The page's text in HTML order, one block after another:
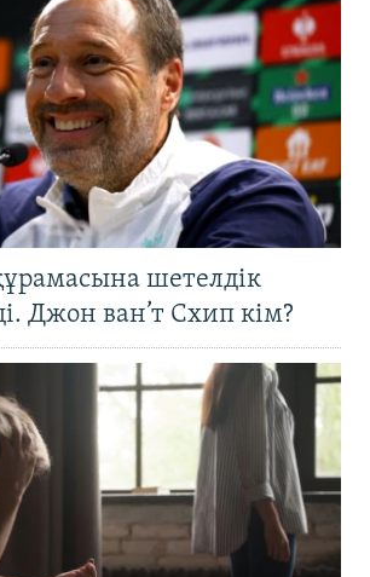
шетелдік
Джон ван’т Схип кім?